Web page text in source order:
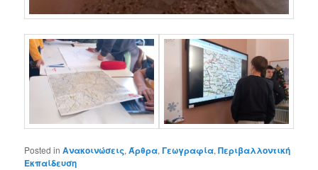
Posted in Ανακοινώσεις,Άρθρα,Γεωγραφία,Περιβαλλοντική
Εκπαίδευση